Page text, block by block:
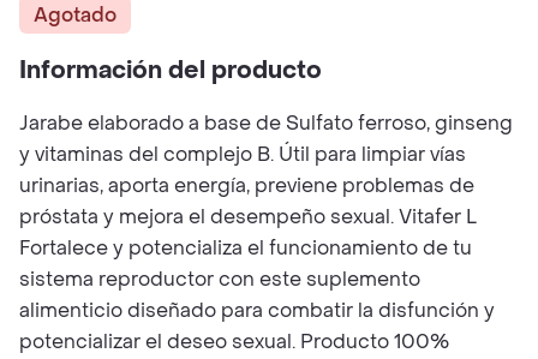
Agotado
Información del producto
Jarabe elaborado a base de Sulfato ferroso, ginseng
y vitaminas del complejo B. Útil para limpiar vías
urinarias, aporta energía, previene problemas de
próstata y mejora el desempeño sexual. Vitafer L
Fortalece y potencializa el funcionamiento de tu
sistema reproductor con este suplemento
alimenticio diseñado para combatir la disfunción y
potencializar el deseo sexual. Producto 100%